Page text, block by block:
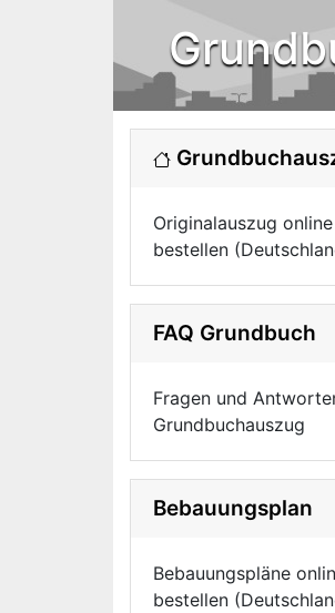
Originalauszug online
bestellen
FAQ Grundbuch
Fragen und
Grundbuchauszug
Bebauungsplan
Bebauungspläne
bestellen